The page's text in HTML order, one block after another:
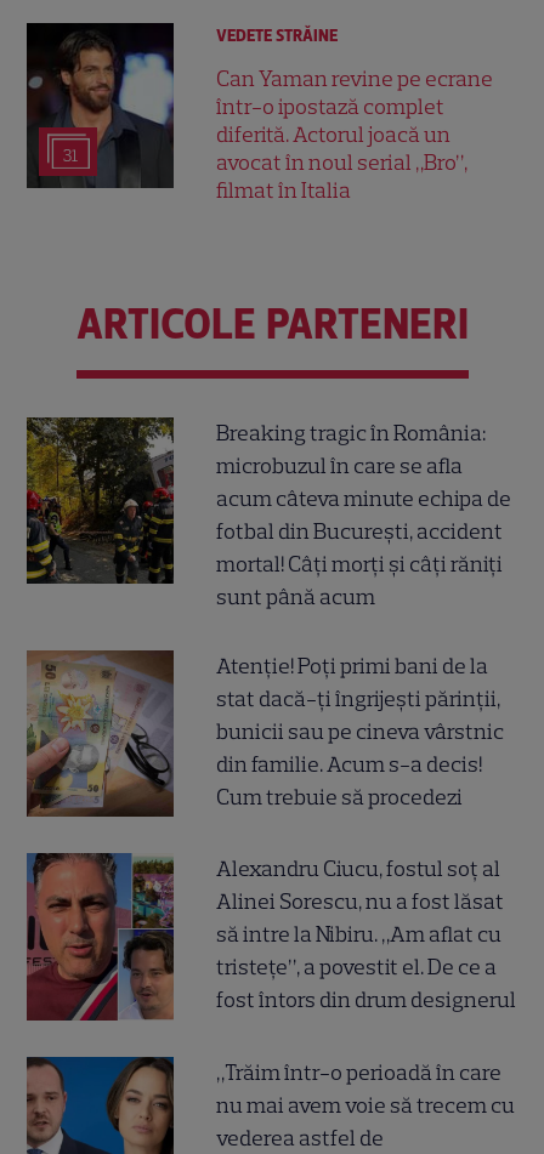
31
VEDETE STRĂINE
Can Yaman revine pe ecrane
într-o ipostază complet
diferită. Actorul joacă un
avocat în noul serial „Bro”,
filmat în Italia
ARTICOLE PARTENERI
Breaking tragic în România:
microbuzul în care se afla
acum câteva minute echipa de
fotbal din București, accident
mortal! Câți morți și câți răniți
sunt până acum
Atenție! Poți primi bani de la
stat dacă-ți îngrijești părinții,
bunicii sau pe cineva vârstnic
din familie. Acum s-a decis!
Cum trebuie să procedezi
Alexandru Ciucu, fostul soț al
Alinei Sorescu, nu a fost lăsat
să intre la Nibiru. „Am aflat cu
tristețe”, a povestit el. De ce a
fost întors din drum designerul
„Trăim într-o perioadă în care
nu mai avem voie să trecem cu
vederea astfel de